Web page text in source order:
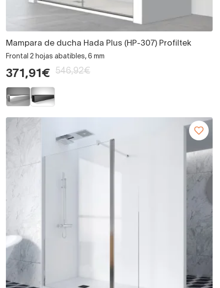
Mampara de ducha Hada Plus (HP-307) Profiltek
Frontal 2 hojas abatibles, 6 mm
371,91€ 546,92€